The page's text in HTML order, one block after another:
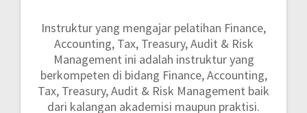
Instruktur yang mengajar pelatihan Finance,
Accounting, Tax, Treasury, Audit & Risk
Management ini adalah instruktur yang
berkompeten di bidang Finance, Accounting,
Tax, Treasury, Audit & Risk Management baik
dari kalangan akademisi maupun praktisi.